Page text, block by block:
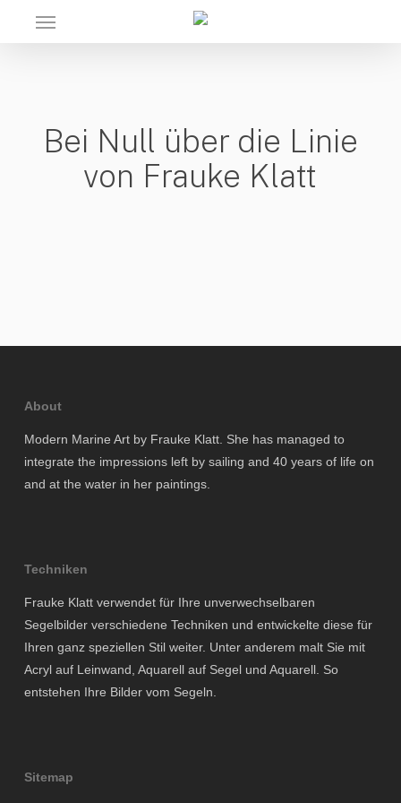
Menu
Bei Null über die Linie
von Frauke Klatt
About
Modern Marine Art by Frauke Klatt. She has managed to
integrate the impressions left by sailing and 40 years of life on
and at the water in her paintings.
Techniken
Frauke Klatt verwendet für Ihre unverwechselbaren
Segelbilder verschiedene Techniken und entwickelte diese für
Ihren ganz speziellen Stil weiter. Unter anderem malt Sie mit
Acryl auf Leinwand, Aquarell auf Segel und Aquarell. So
entstehen Ihre Bilder vom Segeln.
Sitemap